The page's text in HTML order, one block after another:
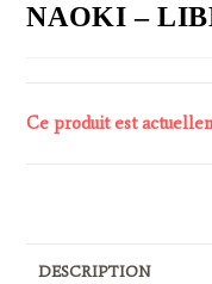
NAOKI –
Ce produit est
DESCRIPTION